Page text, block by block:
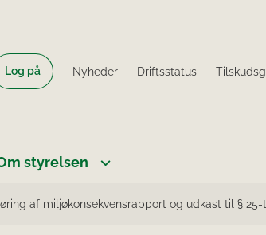
Log på Nyheder Driftsstatus
styrelsen
af miljøkonsekvensrapport og udkast til §